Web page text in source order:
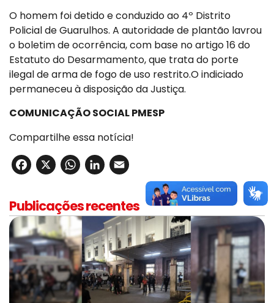
O homem foi detido e conduzido ao 4º Distrito
Policial de Guarulhos. A autoridade de plantão lavrou
o boletim de ocorrência, com base no artigo 16 do
Estatuto do Desarmamento, que trata do porte
ilegal de arma de fogo de uso restrito.O indiciado
permaneceu à disposição da Justiça.
COMUNICAÇÃO SOCIAL PMESP
Compartilhe essa notícia!
Facebook
X WhatsApp
LinkedIn
Publicações recentes